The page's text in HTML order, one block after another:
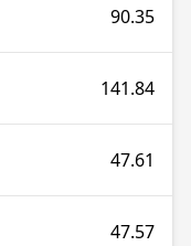
90.35
141.84
47.61
47.57